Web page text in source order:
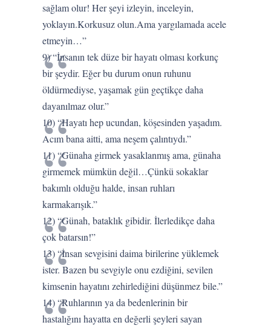
sağlam olur! Her şeyi izleyin, inceleyin,
yoklayın.Korkusuz olun.Ama yargılamada acele
etmeyin…”
9) “İnsanın tek düze bir hayatı olması korkunç
bir şeydir. Eğer bu durum onun ruhunu
öldürmediyse, yaşamak gün geçtikçe daha
dayanılmaz olur.”
10) “Hayatı hep ucundan, köşesinden yaşadım.
Acım bana aitti, ama neşem çalıntıydı.”
11) “Günaha girmek yasaklanmış ama, günaha
girmemek mümkün değil…Çünkü sokaklar
bakımlı olduğu halde, insan ruhları
karmakarışık.”
12) “Günah, bataklık gibidir. İlerledikçe daha
çok batarsın!”
13) “İnsan sevgisini daima birilerine yüklemek
ister. Bazen bu sevgiyle onu ezdiğini, sevilen
kimsenin hayatını zehirlediğini düşünmez bile.”
14) “Ruhlarının ya da bedenlerinin bir
hastalığını hayatta en değerli şeyleri sayan